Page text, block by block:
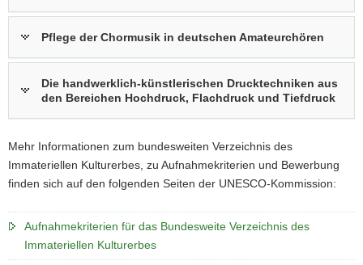
Pflege der Chormusik in deutschen Amateurchören
Die handwerklich-künstlerischen Drucktechniken aus
den Bereichen Hochdruck, Flachdruck und Tiefdruck
Mehr Informationen zum bundesweiten Verzeichnis des
Immateriellen Kulturerbes, zu Aufnahmekriterien und Bewerbung
finden sich auf den folgenden Seiten der UNESCO-Kommission:
Aufnahmekriterien für das Bundesweite Verzeichnis des
Immateriellen Kulturerbes